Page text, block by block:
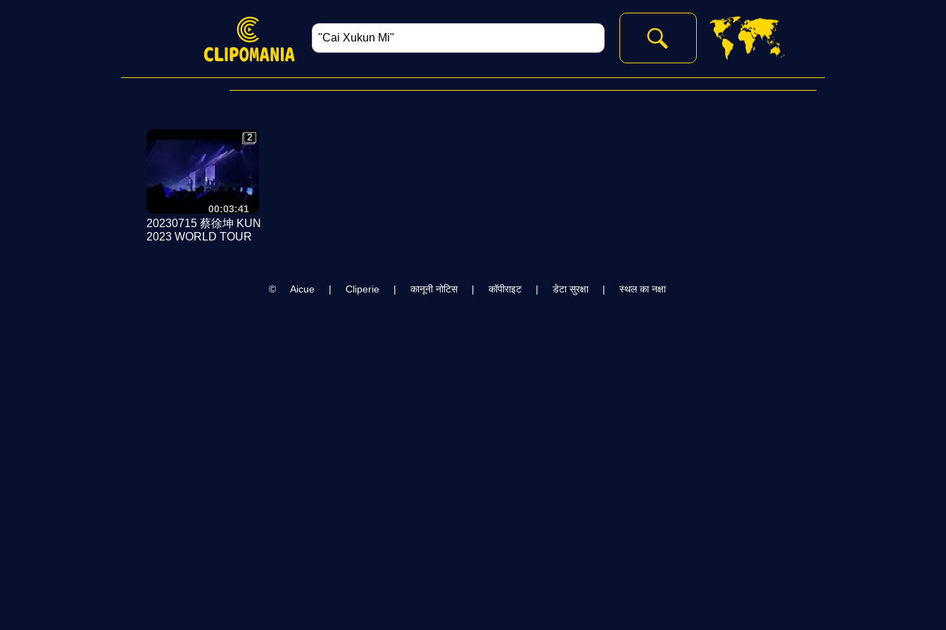
00:03:41
2
2
20230715 蔡徐坤 KUN
2023 WORLD TOUR
© Aicue | Cliperie | कानूनी नोटिस | कॉपीराइट | डेटा सुरक्षा | स्थल का नक्षा